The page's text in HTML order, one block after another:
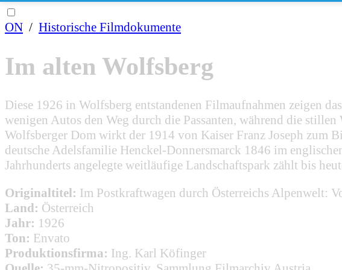
ON / Historische Filmdokumente
Im alten Wolfsberg
Diese 1926 in Wolfsberg entstandenen Filmaufnahmen zeigen
wenigen Autos den Weg durch die Passanten, während die
Wolfsberger Dom wirkt der 1914 von Kaiser Franz Joseph zum
deutsche Adelsfamilie Henckel-Donnersmarck 1846 im
Jahrhunderts angelegte weitläufige Landschaftspark zählt bis
Originaltitel: Im Postkraftwagen durch Österreichs Alpenwelt:
Land: Österreich
Jahr: 1926
Ton: Envato
Produktionsfirma: Ing. Karl Köfinger